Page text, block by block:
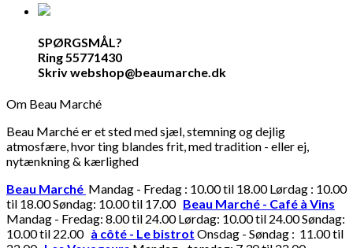
SPØRGSMÅL?
Ring 55771430
Skriv webshop@beaumarche.dk
Om Beau Marché
Beau Marché er et sted med sjæl, stemning og dejlig
atmosfære, hvor ting blandes frit, med tradition - eller ej,
nytænkning & kærlighed
Beau Marché Mandag - Fredag : 10.00 til 18.00 Lørdag : 10.00
til 18.00 Søndag: 10.00 til 17.00 Beau Marché - Café à Vins
Mandag - Fredag: 8.00 til 24.00 Lørdag: 10.00 til 24.00 Søndag:
10.00 til 22.00 à côté - Le bistrot Onsdag - Søndag : 11.00 til